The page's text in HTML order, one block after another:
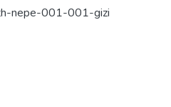
nepe-001-001-gizi